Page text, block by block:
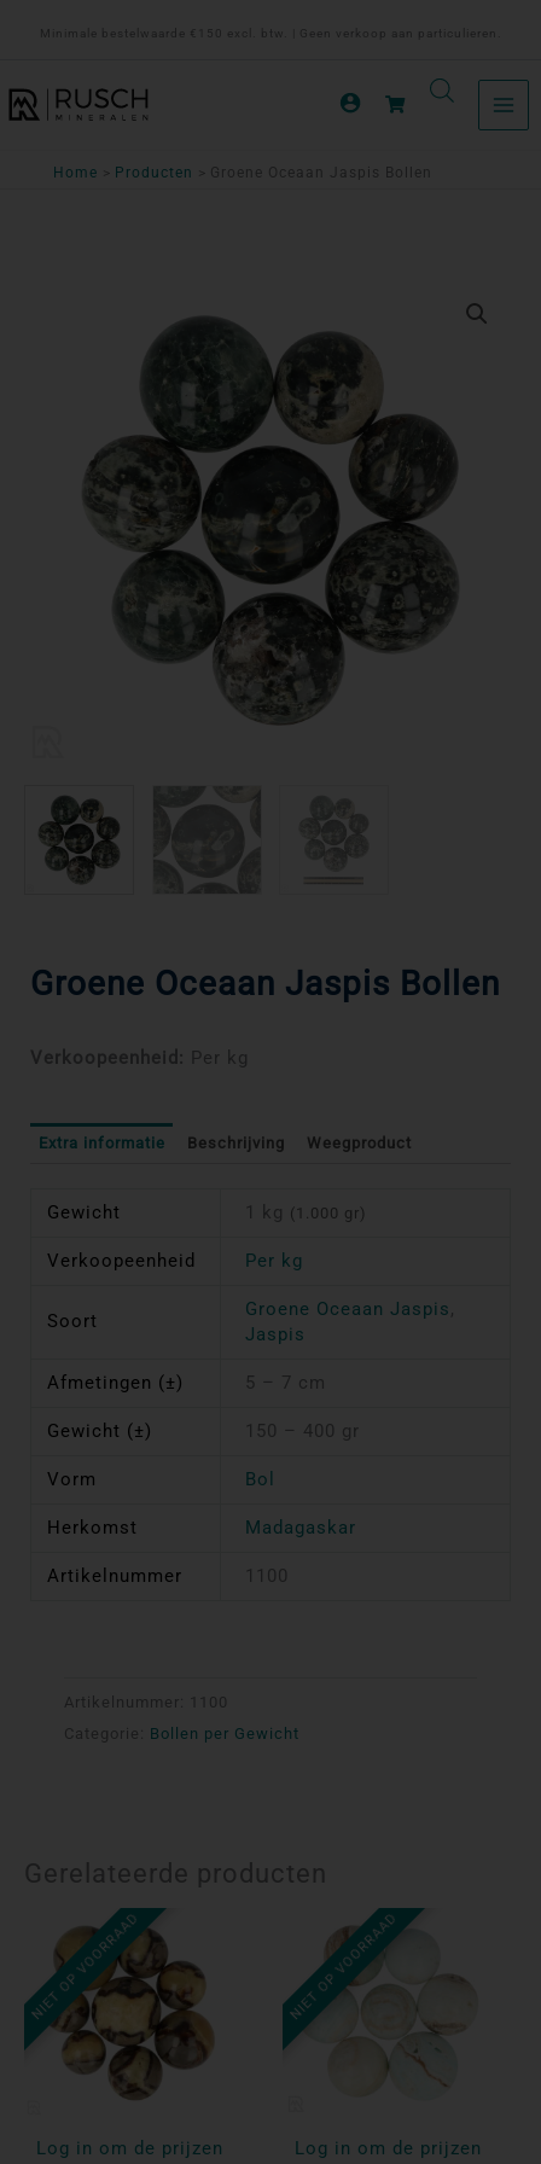
inhoud
Minimale bestelwaarde €150 excl. btw. | Geen verkoop aan particulieren.
Home Producten Groene Oceaan Jaspis Bollen
Groene Oceaan Jaspis Bollen
Verkoopeenheid: Per kg
Extra informatie Beschrijving Weegproduct
Gewicht 1 kg (1.000 gr)
Verkoopeenheid Per kg
Soort
Groene Oceaan Jaspis,
Jaspis
Afmetingen (±) 5 – 7 cm
Gewicht (±) 150 – 400 gr
Vorm Bol
Herkomst Madagaskar
Artikelnummer 1100
Artikelnummer:
1100
Categorie:
Bollen per Gewicht
Gerelateerde producten
NIET OP VOORRAAD
Log in om de prijzen
NIET OP VOORRAAD
Log in om de prijzen